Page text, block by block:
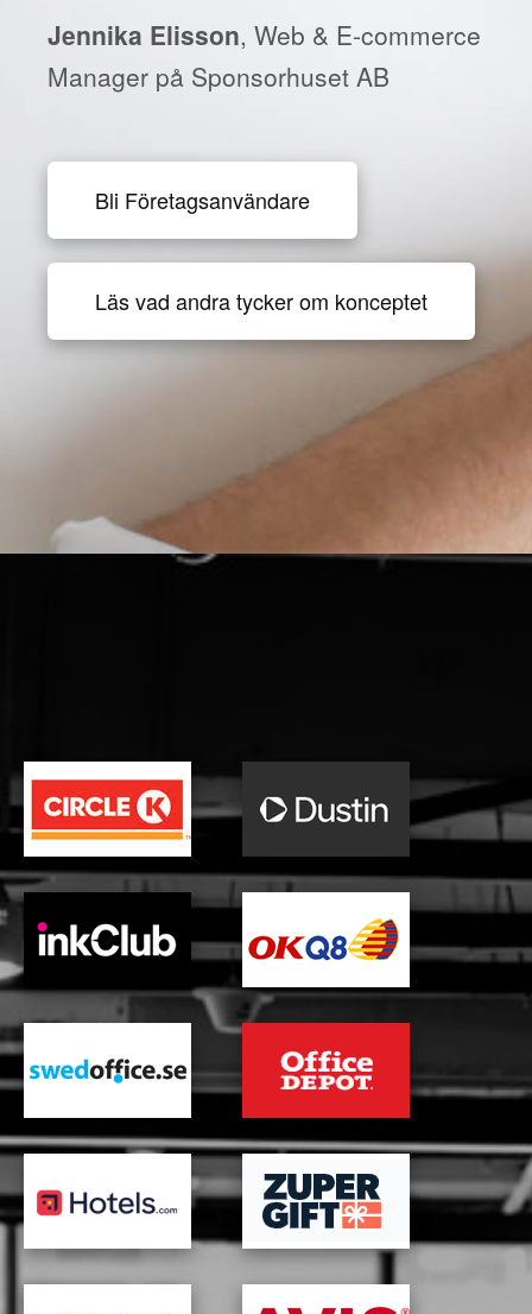
Jennika Elisson, Web & E-commerce
Manager på Sponsorhuset AB
Bli Företagsanvändare
Läs vad andra tycker om konceptet